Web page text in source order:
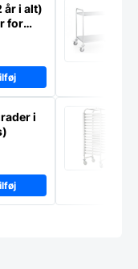
år i alt)
for
i